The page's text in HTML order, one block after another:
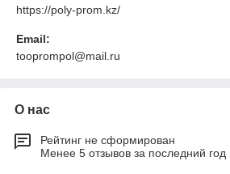
https://poly-prom.kz/
Email:
tooprompol@mail.ru
О нас
Рейтинг не сформирован
Менее 5 отзывов за последний год